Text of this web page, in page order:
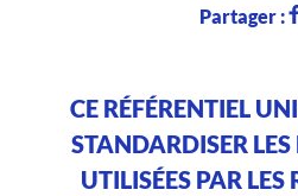
Partager :
CE RÉFÉRENTIEL
STANDARDISER
UTILISÉES PAR LES